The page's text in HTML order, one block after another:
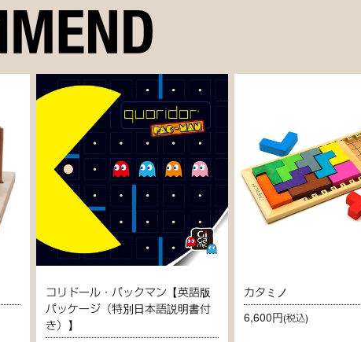
コリドール・パックマン【英語版
パッケージ（特別日本語説明書付
き）】
カタミノ
6,600円(税込)